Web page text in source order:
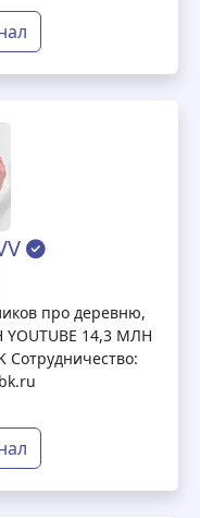
про деревню,
14,3 МЛН
Сотрудничество: